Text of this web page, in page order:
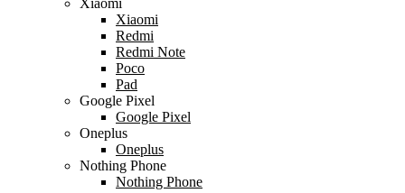
Xiaomi
Xiaomi
Redmi
Redmi Note
Poco
Pad
Google Pixel
Google Pixel
Oneplus
Oneplus
Nothing Phone
Nothing Phone